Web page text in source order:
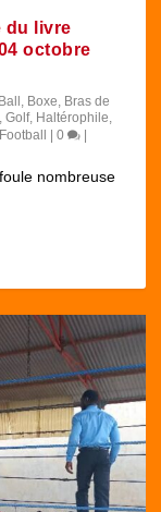
du livre
octobre
, Boxe, Bras de
,Golf, Haltérophile,
|0
nombreuse